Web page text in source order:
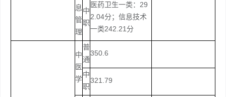
息
管
理
中
职
医药卫生一类：29
2.04分；信息技术
一类242.21分
中
医
学
普
通
350.6
中
职
321.79